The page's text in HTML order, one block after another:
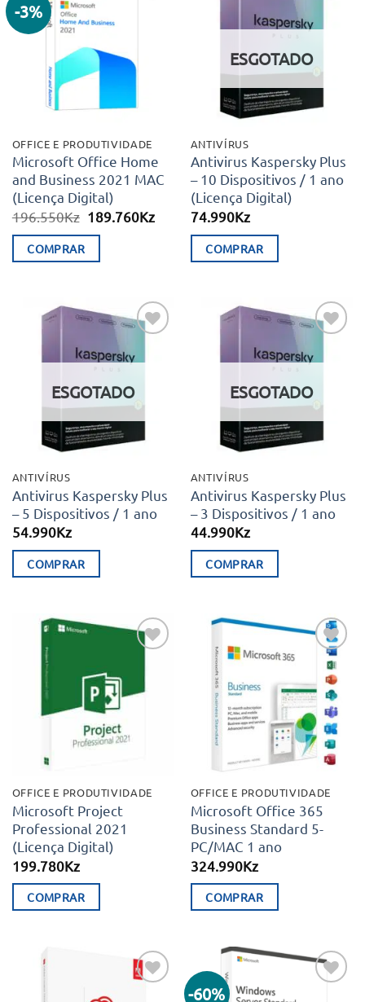
-3%
aos meus
OFFICE E PRODUTIVIDADE
Microsoft Office Home
and Business 2021 MAC
(Licença Digital)
196.550Kz O
era:
189.760KzO
COMPRAR
Adicionar
aos meus
ESGOTADO
ANTIVÍRUS
Antivirus Kaspersky Plus
– 10 Dispositivos / 1 ano
(Licença Digital)
74.990Kz
COMPRAR
Adicionar
aos meus
ESGOTADO
ANTIVÍRUS
Antivirus Kaspersky Plus
– 5 Dispositivos / 1 ano
54.990Kz
COMPRAR
Adicionar
aos meus
ESGOTADO
ANTIVÍRUS
Antivirus Kaspersky Plus
– 3 Dispositivos / 1 ano
44.990Kz
COMPRAR
aos meus
desejos
OFFICE E PRODUTIVIDADE
Microsoft Project
Professional 2021
(Licença Digital)
199.780Kz
COMPRAR
Adicionar
aos meus
desejos
OFFICE E PRODUTIVIDADE
Microsoft Office 365
Business Standard 5-
PC/MAC 1 ano
324.990Kz
COMPRAR
Adicionar -60% Adicionar